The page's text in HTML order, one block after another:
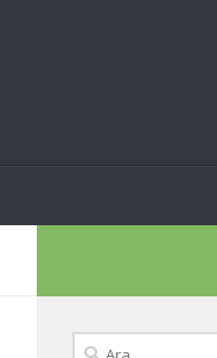
Arama: